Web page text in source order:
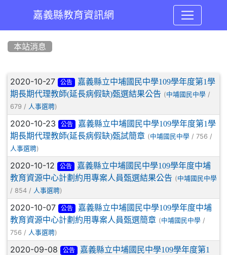
嘉義縣教育資訊網
本站消息
文章列表
2020-10-27 公告
嘉義縣立中埔國民中學109學年度第1學
期長期代理教師(延長病假缺)甄選結果公告 (中埔國民中學 /
679 / 人事選聘)
2020-10-23 公告
嘉義縣立中埔國民中學109學年度第1學
期長期代理教師(延長病假缺)甄試簡章 (中埔國民中學 / 756 /
人事選聘)
2020-10-12 公告
嘉義縣立中埔國民中學109學年度中埔
教育資源中心計劃約用專案人員甄選結果公告 (中埔國民中學
/ 854 / 人事選聘)
2020-10-07 公告
嘉義縣立中埔國民中學109學年度中埔
教育資源中心計劃約用專案人員甄選簡章 (中埔國民中學 /
756 / 人事選聘)
2020-09-08 公告
嘉義縣立中埔國民中學109學年度第1